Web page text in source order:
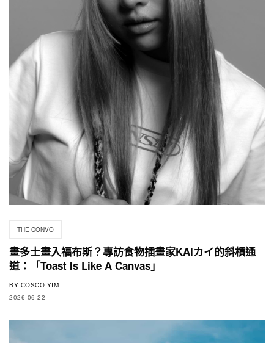
THE CONVO
畫多士畫入福布斯？專訪食物插畫家KAIカイ的斜槓通
道：「Toast Is Like A Canvas」
BY COSCO YIM
2026-06-22